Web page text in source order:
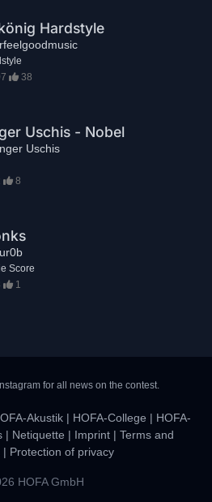
Hardstyle
38
Uschis - Nobel
Uschis
8
Score
1
for all news on the contest.
Akustik | HOFA-College | HOFA-
| Netiquette | Imprint| Terms and
| Protection of privacy
HOFA GmbH